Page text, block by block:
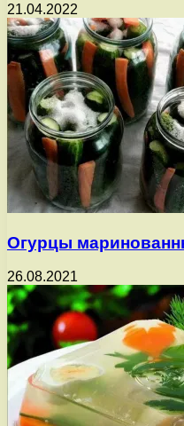
21.04.2022
Огурцы
26.08.2021